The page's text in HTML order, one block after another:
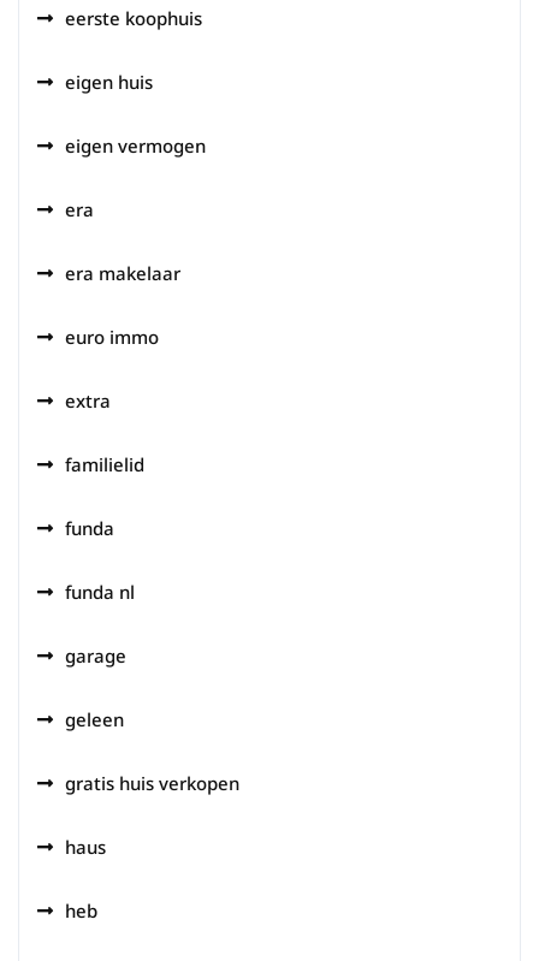
eerste koophuis
eigen huis
eigen vermogen
era
era makelaar
euro immo
extra
familielid
funda
funda nl
garage
geleen
gratis huis verkopen
haus
heb